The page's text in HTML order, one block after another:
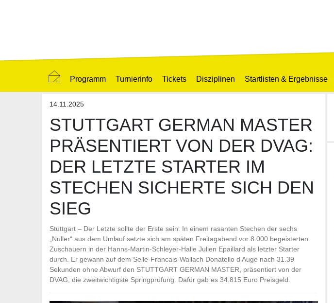
Programm Turnierinfo Tickets Disziplinen Startlisten & Ergebnisse
14.11.2025
STUTTGART GERMAN MASTER
PRÄSENTIERT VON DER DVAG:
DER LETZTE STARTER IM
STECHEN SICHERTE SICH DEN
SIEG
Stuttgart – Der Letzte sollte der Erste sein: In einem rasanten Stechen der sechs
„Nuller“ aus dem Umlauf setzte sich am späten Freitagabend vor 8.000 begeisterten
Zuschauern in der Hanns-Martin-Schleyer-Halle Julien Epaillard als letzter Starter
durch. Er gewann auf dem Selle-Francais-Wallach Donatello d’Auge nach 31.39
Sekunden ohne Abwurf den STUTTGART GERMAN MASTER, präsentiert von der
DVAG, die zweitwichtigste Springprüfung. Dafür gab es 34.815 Euro Preisgeld.